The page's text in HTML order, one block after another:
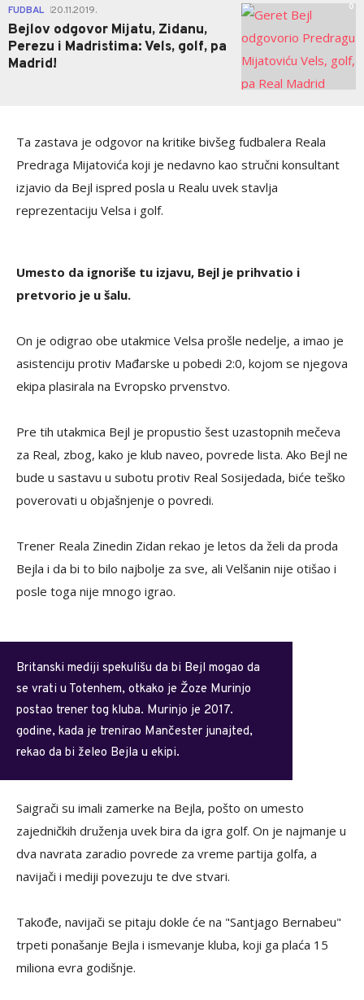
FUDBAL 20.11.2019.
Bejlov odgovor Mijatu, Zidanu,
Perezu i Madristima: Vels, golf, pa
Madrid!
0
Ta zastava je odgovor na kritike bivšeg fudbalera Reala
Predraga Mijatovića koji je nedavno kao stručni konsultant
izjavio da Bejl ispred posla u Realu uvek stavlja
reprezentaciju Velsa i golf.
Umesto da ignoriše tu izjavu, Bejl je prihvatio i
pretvorio je u šalu.
On je odigrao obe utakmice Velsa prošle nedelje, a imao je
asistenciju protiv Mađarske u pobedi 2:0, kojom se njegova
ekipa plasirala na Evropsko prvenstvo.
Pre tih utakmica Bejl je propustio šest uzastopnih mečeva
za Real, zbog, kako je klub naveo, povrede lista. Ako Bejl ne
bude u sastavu u subotu protiv Real Sosijedada, biće teško
poverovati u objašnjenje o povredi.
Trener Reala Zinedin Zidan rekao je letos da želi da proda
Bejla i da bi to bilo najbolje za sve, ali Velšanin nije otišao i
posle toga nije mnogo igrao.
Britanski mediji spekulišu da bi Bejl mogao da
se vrati u Totenhem, otkako je Žoze Murinjo
postao trener tog kluba. Murinjo je 2017.
godine, kada je trenirao Mančester junajted,
rekao da bi želeo Bejla u ekipi.
Saigrači su imali zamerke na Bejla, pošto on umesto
zajedničkih druženja uvek bira da igra golf. On je najmanje u
dva navrata zaradio povrede za vreme partija golfa, a
navijači i mediji povezuju te dve stvari.
Takođe, navijači se pitaju dokle će na "Santjago Bernabeu"
trpeti ponašanje Bejla i ismevanje kluba, koji ga plaća 15
miliona evra godišnje.